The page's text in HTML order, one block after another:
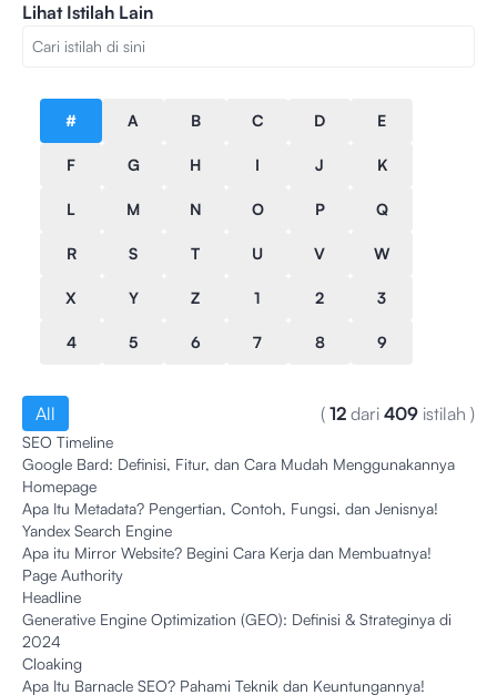
Lihat Istilah Lain
# A B C D E
F G H I J K
L M N O P Q
R S T U V W
X Y Z 1 2 3
4 5 6 7 8 9
All ( 12 dari 409 istilah )
SEO Timeline
Google Bard: Definisi, Fitur, dan Cara Mudah Menggunakannya
Homepage
Apa Itu Metadata? Pengertian, Contoh, Fungsi, dan Jenisnya!
Yandex Search Engine
Apa itu Mirror Website? Begini Cara Kerja dan Membuatnya!
Page Authority
Headline
Generative Engine Optimization (GEO): Definisi & Strateginya di
2024
Cloaking
Apa Itu Barnacle SEO? Pahami Teknik dan Keuntungannya!